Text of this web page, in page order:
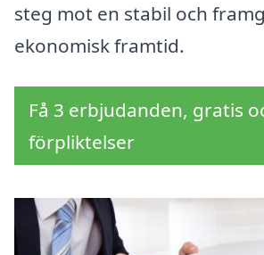
steg mot en stabil och
ekonomisk framtid.
Få 3 erbjudanden, gratis
förpliktelser